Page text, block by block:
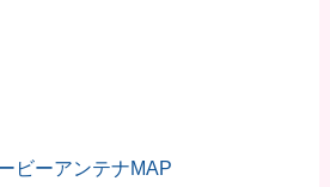
ビーアンテナMAP